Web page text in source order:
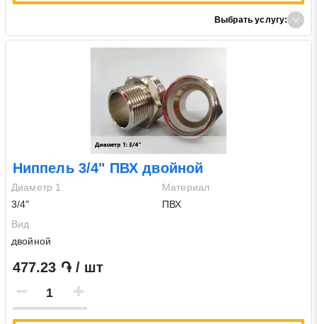
Выбрать услугу:
Ниппель 3/4" ПВХ двойной
Диаметр 1
3/4"
Материал
ПВХ
Вид
двойной
477.23 ֏ / шт